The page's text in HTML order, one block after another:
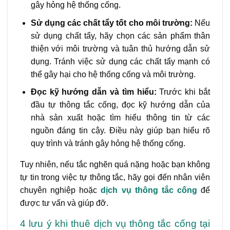
gây hỏng hệ thống cống.
Sử dụng các chất tẩy tốt cho môi trường: Nếu
sử dụng chất tẩy, hãy chọn các sản phẩm thân
thiện với môi trường và tuân thủ hướng dẫn sử
dụng. Tránh việc sử dụng các chất tẩy mạnh có
thể gây hại cho hệ thống cống và môi trường.
Đọc kỹ hướng dẫn và tìm hiểu: Trước khi bắt
đầu tự thông tắc cống, đọc kỹ hướng dẫn của
nhà sản xuất hoặc tìm hiểu thông tin từ các
nguồn đáng tin cậy. Điều này giúp bạn hiểu rõ
quy trình và tránh gây hỏng hệ thống cống.
Tuy nhiên, nếu tắc nghẽn quá nặng hoặc bạn không
tự tin trong việc tự thông tắc, hãy gọi đến nhân viên
chuyên nghiệp hoặcdịch vụ thông tắc cống để
được tư vấn và giúp đỡ.
4 lưu ý khi thuê dịch vụ thông tắc cống tại